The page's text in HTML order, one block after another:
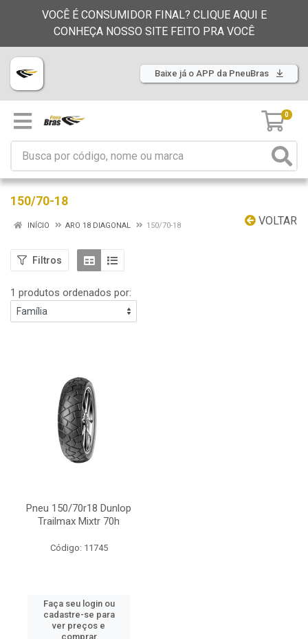
VOCÊ É CONSUMIDOR FINAL? CLIQUE AQUI E
CONHEÇA NOSSO SITE FEITO PRA VOCÊ
Baixe já o APP da PneuBras
0
150/70-18
VOLTAR
INÍCIO ARO 18 DIAGONAL 150/70-18
Filtros
1 produtos ordenados por:
Pneu 150/70r18 Dunlop
Trailmax Mixtr 70h
Código: 11745
Faça seu login ou
cadastre-se para
ver preços e
comprar